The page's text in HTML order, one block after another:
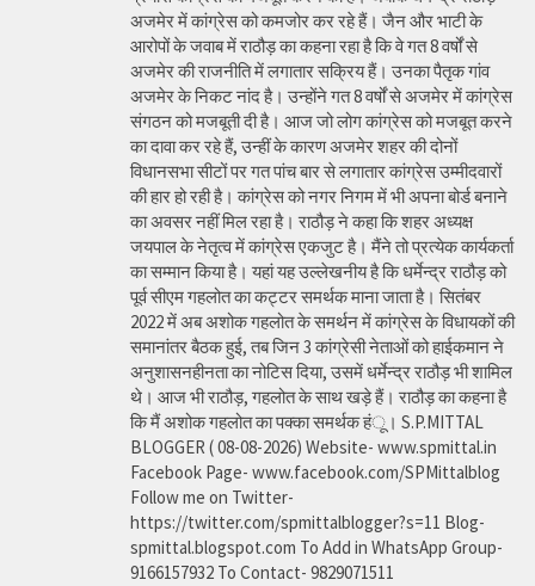
अजमेर में कांग्रेस को कमजोर कर रहे हैं। जैन और भाटी के
आरोपों के जवाब में राठौड़ का कहना रहा है कि वे गत 8 वर्षों से
अजमेर की राजनीति में लगातार सक्रिय हैं। उनका पैतृक गांव
अजमेर के निकट नांद है। उन्होंने गत 8 वर्षों से अजमेर में कांग्रेस
संगठन को मजबूती दी है। आज जो लोग कांग्रेस को मजबूत करने
का दावा कर रहे हैं, उन्हीं के कारण अजमेर शहर की दोनों
विधानसभा सीटों पर गत पांच बार से लगातार कांग्रेस उम्मीदवारों
की हार हो रही है। कांग्रेस को नगर निगम में भी अपना बोर्ड बनाने
का अवसर नहीं मिल रहा है। राठौड़ ने कहा कि शहर अध्यक्ष
जयपाल के नेतृत्व में कांग्रेस एकजुट है। मैंने तो प्रत्येक कार्यकर्ता
का सम्मान किया है। यहां यह उल्लेखनीय है कि धर्मेन्द्र राठौड़ को
पूर्व सीएम गहलोत का कट्टर समर्थक माना जाता है। सितंबर
2022 में अब अशोक गहलोत के समर्थन में कांग्रेस के विधायकों की
समानांतर बैठक हुई, तब जिन 3 कांग्रेसी नेताओं को हाईकमान ने
अनुशासनहीनता का नोटिस दिया, उसमें धर्मेन्द्र राठौड़ भी शामिल
थे। आज भी राठौड़, गहलोत के साथ खड़े हैं। राठौड़ का कहना है
कि मैं अशोक गहलोत का पक्का समर्थक हंू। S.P.MITTAL
BLOGGER ( 08-08-2026) Website- www.spmittal.in
Facebook Page- www.facebook.com/SPMittalblog
Follow me on Twitter-
https://twitter.com/spmittalblogger?s=11 Blog-
spmittal.blogspot.com To Add in WhatsApp Group-
9166157932 To Contact- 9829071511